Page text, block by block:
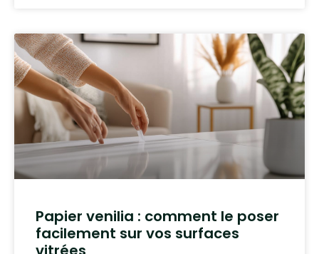
Papier venilia : comment le poser
facilement sur vos surfaces